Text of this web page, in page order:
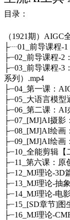
目录：
（1921期）AIGC
├┈01_前导课程-1
├┈02_前导课程-2
├┈03_前导课程-3
系列）.mp4
├┈04_第一课：
├┈05_大语言模型
├┈06_第二课：AI
├┈07_[MJ]AI摄影
├┈08_[MJ]AI绘画
├┈09_[MJ]AI绘画
├┈10_全能剪辑【
├┈11_第六课：原
├┈12_MJ理论-3D
├┈13_MJ理论-抽
├┈14_MJ理论-电
├┈15_[SD章节]图
├┈16_MJ理论-